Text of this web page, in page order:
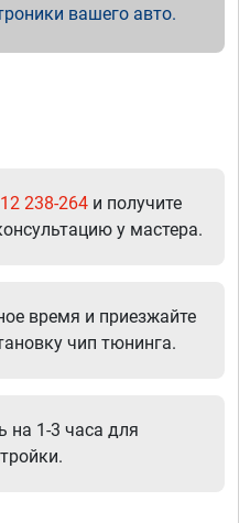
вашего авто.
238-264 и получите
у мастера.
время и приезжайте
чип тюнинга.
на 1-3 часа для